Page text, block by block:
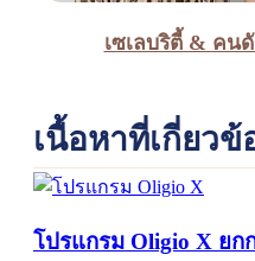
เซเลบริตี้ & คน
เนื้อหาที่เกี่ยวข้
โปรแกรม Oligio X ยก